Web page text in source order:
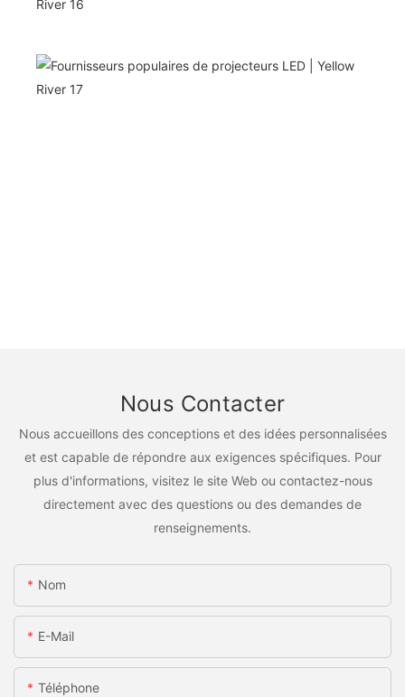
Nous Contacter
Nous accueillons des conceptions et des idées personnalisées
et est capable de répondre aux exigences spécifiques. Pour
plus d'informations, visitez le site Web ou contactez-nous
directement avec des questions ou des demandes de
renseignements.
Nom
E-Mail
Téléphone